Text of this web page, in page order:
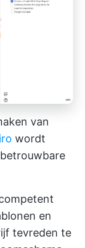
van
wordt
en
tevreden te